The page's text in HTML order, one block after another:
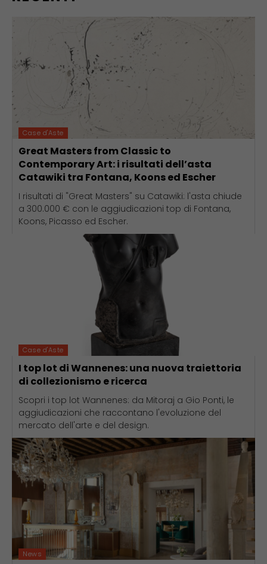
Case d'Aste
Great Masters from Classic to
Contemporary Art: i risultati dell’asta
Catawiki tra Fontana, Koons ed Escher
I risultati di "Great Masters" su Catawiki: l'asta chiude
a 300.000 € con le aggiudicazioni top di Fontana,
Koons, Picasso ed Escher.
Case d'Aste
I top lot di Wannenes: una nuova traiettoria
di collezionismo e ricerca
Scopri i top lot Wannenes: da Mitoraj a Gio Ponti, le
aggiudicazioni che raccontano l'evoluzione del
mercato dell'arte e del design.
News